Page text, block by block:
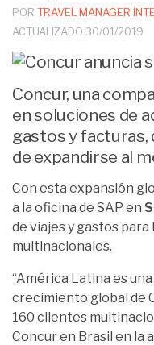
POR TRAVEL MANAGER
ACTUALIZADO 30/01/2019
Concur, una
en soluciones de
gastos y facturas,
de expandirse al
Con esta expansión
a la oficina de SAP en
de viajes y gastos
multinacionales.
“América Latina es
crecimiento global de
160 clientes
Concur en Brasil en la